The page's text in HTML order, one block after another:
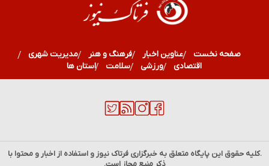
صفحه نخست عناوین اخبار فرهنگ و هنر
مدیریت شهری
اقتصادی
ورزشی سلامت استان ها
.کلیه حقوق این پایگاه متعلق به خبرگزاریفرتاک نیوز و استفاده از اخبار و محتوا با